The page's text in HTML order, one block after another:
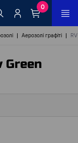
0
Аерозолі графіті
Green